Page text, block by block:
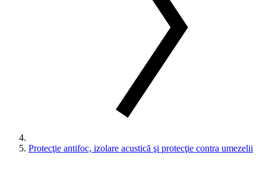
Protecţie antifoc, izolare acustică şi protecţie contra umezelii